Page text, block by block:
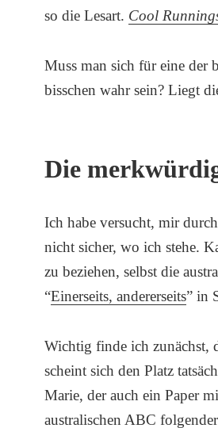
so die Lesart. Cool
Muss man sich für eine der
bisschen wahr sein? Liegt
Die
Ich habe versucht, mir
nicht sicher, wo ich stehe.
zu beziehen, selbst die
“Einerseits, andererseits” in
Wichtig finde ich zunächst,
scheint sich den Platz
Marie, der auch ein Paper
australischen ABC